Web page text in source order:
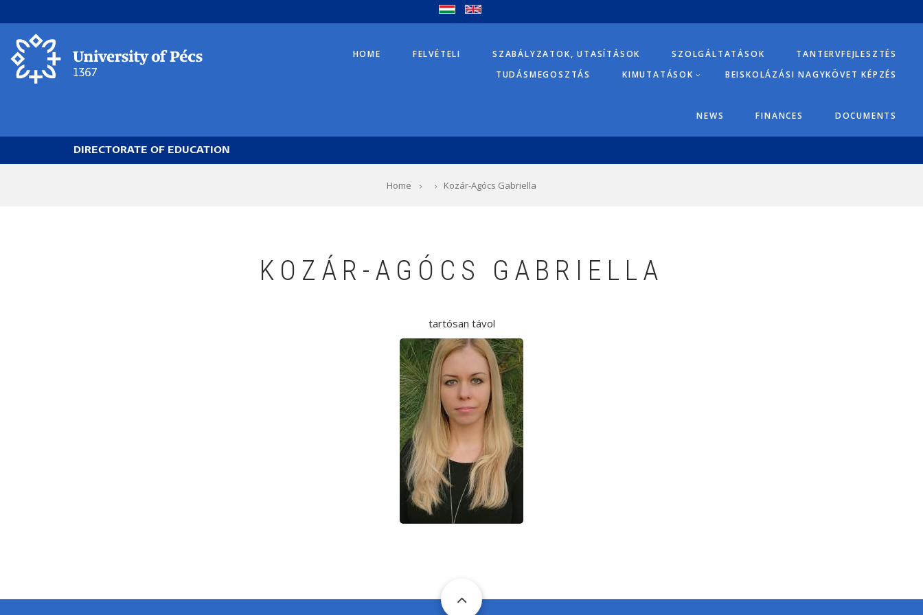
to
main
content
HOME FELVÉTELI SZABÁLYZATOK, UTASÍTÁSOK SZOLGÁLTATÁSOK
TANTERVFEJLESZTÉS
TUDÁSMEGOSZTÁS
KIMUTATÁSOK BEISKOLÁZÁSI NAGYKÖVET KÉPZÉS
NEWS FINANCES DOCUMENTS
DIRECTORATE OF EDUCATION
Home Kozár-Agócs Gabriella
KOZÁR-AGÓCS GABRIELLA
tartósan távol